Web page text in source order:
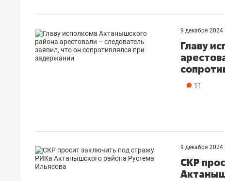
9 декабря 2024
Главу
11
9 декабря 2024
СКР